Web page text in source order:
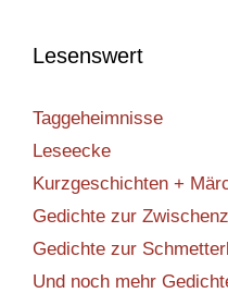
Lesenswert
Taggeheimnisse
Leseecke
Kurzgeschichten +
Gedichte zur
Gedichte zur
Und noch mehr